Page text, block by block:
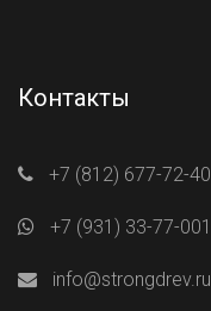
Контакты
+7 (812) 677-72-40
+7 (931) 33-77-001
info@strongdrev.ru